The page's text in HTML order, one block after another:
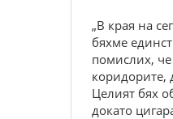
„В края на
бяхме
помислих,
коридорите,
Целият бях
докато